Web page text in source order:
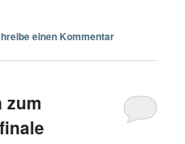
einen Kommentar
zum